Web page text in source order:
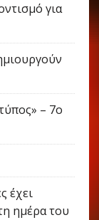
για
– 7ο
έχει
ημέρα του